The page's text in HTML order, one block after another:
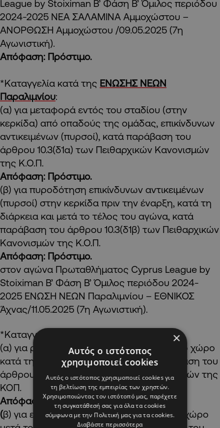
League by Stoiximan Β’ Φάση B’ Όμιλος περιόδου
2024-2025 ΝΕΑ ΣΑΛΑΜΙΝΑ Αμμοχώστου –
ΑΝΟΡΘΩΣΗ Αμμοχώστου /09.05.2025 (7η
Αγωνιστική).
Απόφαση: Πρόστιμο.
*Καταγγελία κατά της ΕΝΩΣΗΣ ΝΕΩΝ
Παραλιμνίου:
(α) για μεταφορά εντός του σταδίου (στην
κερκίδα) από οπαδούς της ομάδας, επικίνδυνων
αντικειμένων (πυρσοί), κατά παράβαση του
άρθρου 10.3(δ1α) των Πειθαρχικών Κανονισμών
της Κ.Ο.Π.
Απόφαση: Πρόστιμο.
(β) για πυροδότηση επικίνδυνων αντικειμένων
(πυρσοί) στην κερκίδα πριν την έναρξη, κατά τη
διάρκεια και μετά το τέλος του αγώνα, κατά
παράβαση του άρθρου 10.3(δ1β) των Πειθαρχικών
Κανονισμών της Κ.Ο.Π.
Απόφαση: Πρόστιμο.
στον αγώνα Πρωταθλήματος Cyprus League by
Stoiximan Β’ Φάση Β’ Όμιλος περιόδου 2024-
2025 ΕΝΩΣΗ ΝΕΩΝ Παραλιμνίου – ΕΘΝΙΚΟΣ
Άχνας/11.05.2025 (7η Αγωνιστική).
*Καταγγελία κατά της
(α) για ρίψη αντικειμένων στον αγωνιστικό χώρο
κατά τη διάρκεια του αγώνα, κατά παράβαση του
άρθρου 10.3(γ) των Πειθαρχικών Κανονισμών της
ΚΟΠ.
Απόφαση: Πρόστιμο.
(β) για είσοδο φιλάθλων στον αγωνιστικό χώρο
×
Αυτός ο ιστότοπος
χρησιμοποιεί cookies
Αυτός ο ιστότοπος χρησιμοποιεί cookies για
τη βελτίωση της εμπειρίας των χρηστών.
Χρησιμοποιώντας τον ιστότοπό μας, παρέχετε
τη συγκατάθεσή σας για όλα τα cookies
σύμφωνα με την Πολιτική μας για τα cookies.
Διαβάστε περισσότερα